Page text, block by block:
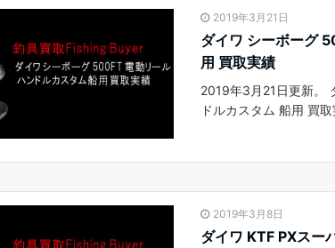
2019年3月21日
ダイワ シーボーグ
用 買取実績
2019年3月21日更新。
ドルカスタム 船用 買
2019年3月8日
ダイワ KTF PXスー